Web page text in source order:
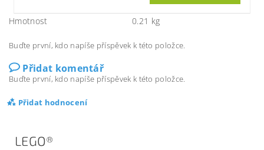
Hmotnost 0.21 kg
Buďte první, kdo napíše příspěvek k této položce.
Přidat komentář
Buďte první, kdo napíše příspěvek k této položce.
Přidat hodnocení
LEGO®